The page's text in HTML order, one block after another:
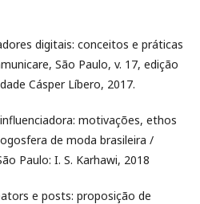
digitais: conceitos e práticas
São Paulo, v. 17, edição
Cásper Líbero, 2017.
à influenciadora: motivações, ethos
de moda brasileira /
Paulo: I. S. Karhawi, 2018
e posts: proposição de